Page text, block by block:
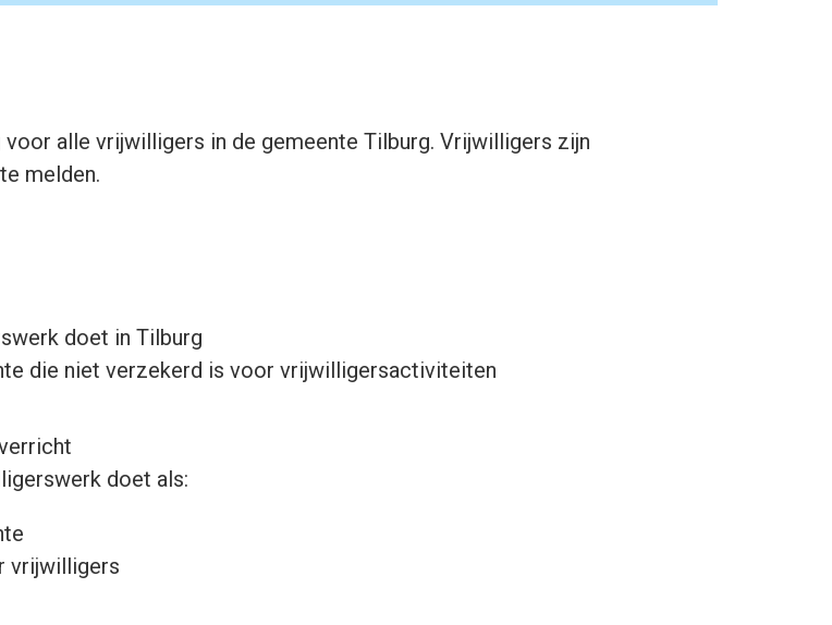
alle vrijwilligers in de gemeente Tilburg. Vrijwilligers zijn
melden.
doet in Tilburg
die niet verzekerd is voor vrijwilligersactiviteiten
doet als:
vrijwilligers